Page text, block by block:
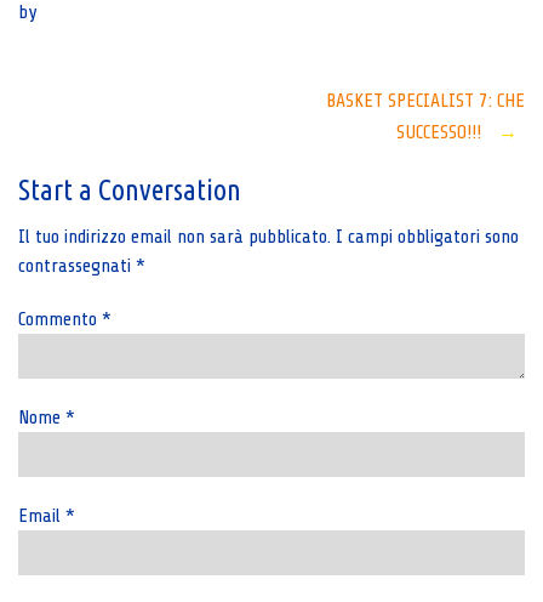
by
BASKET SPECIALIST 7: CHE
SUCCESSO!!!
→
Start a Conversation
Il tuo indirizzo email non sarà pubblicato. I campi obbligatori sono
contrassegnati *
Commento *
Nome *
Email *